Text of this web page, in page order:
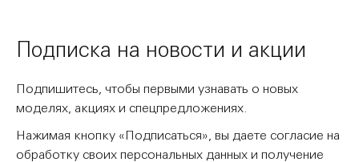
Подписка на новости и акции
Подпишитесь, чтобы первыми узнавать о новых
моделях, акциях и спецпредложениях.
Нажимая кнопку «Подписаться», вы даете согласие на
обработку своих персональных данных и получение